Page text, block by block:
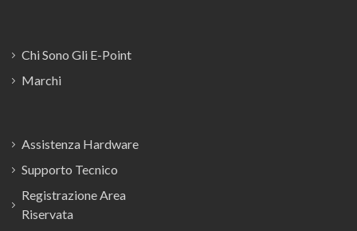
Chi Sono Gli E-Point
Marchi
Assistenza Hardware
Supporto Tecnico
Registrazione Area
Riservata